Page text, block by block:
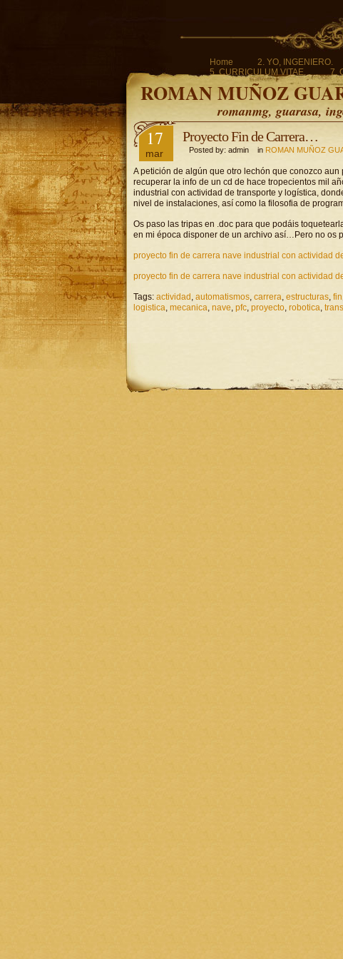
Home 2. YO, INGENIERO.
5. CURRICULUM VITAE.
7.
ROMAN MUÑOZ
romanmg, guarasa,
17
mar
Proyecto Fin de Carrera…
Posted by: admin in ROMAN MUÑOZ
A petición de algún que otro lechón que conozco
recuperar la info de un cd de hace tropecientos mil
industrial con actividad de transporte y logística,
nivel de instalaciones, así como la filosofia de
Os paso las tripas en .doc para que podáis
en mi época disponer de un archivo así…Pero no os
proyecto fin de carrera nave industrial con actividad
proyecto fin de carrera nave industrial con actividad
Tags: actividad , automatismos, carrera, estructuras, fin
logistica, mecanica, nave, pfc, proyecto, robotica,